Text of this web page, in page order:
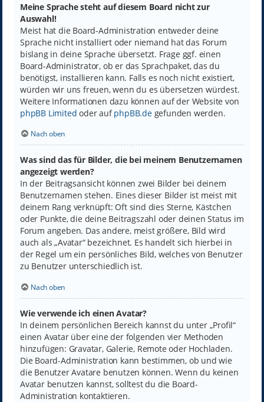
Meine Sprache steht auf diesem Board nicht zur
Auswahl!
Meist hat die Board-Administration entweder deine
Sprache nicht installiert oder niemand hat das Forum
bislang in deine Sprache übersetzt. Frage ggf. einen
Board-Administrator, ob er das Sprachpaket, das du
benötigst, installieren kann. Falls es noch nicht existiert,
würden wir uns freuen, wenn du es übersetzen würdest.
Weitere Informationen dazu können auf der Website von
phpBB Limited oder aufphpBB.degefunden werden.
Nach oben
Was sind das für Bilder, die bei meinem Benutzernamen
angezeigt werden?
In der Beitragsansicht können zwei Bilder bei deinem
Benutzernamen stehen. Eines dieser Bilder ist meist mit
deinem Rang verknüpft: Oft sind dies Sterne, Kästchen
oder Punkte, die deine Beitragszahl oder deinen Status im
Forum angeben. Das andere, meist größere, Bild wird
auch als „Avatar“ bezeichnet. Es handelt sich hierbei in
der Regel um ein persönliches Bild, welches von Benutzer
zu Benutzer unterschiedlich ist.
Nach oben
Wie verwende ich einen Avatar?
In deinem persönlichen Bereich kannst du unter „Profil“
einen Avatar über eine der folgenden vier Methoden
hinzufügen: Gravatar, Galerie, Remote oder Hochladen.
Die Board-Administration kann bestimmen, ob und wie
die Benutzer Avatare benutzen können. Wenn du keinen
Avatar benutzen kannst, solltest du die Board-
Administration kontaktieren.